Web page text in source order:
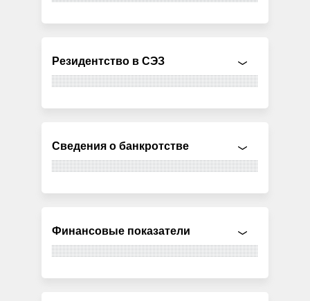
Резидентство в СЭЗ
Сведения о банкротстве
Финансовые показатели